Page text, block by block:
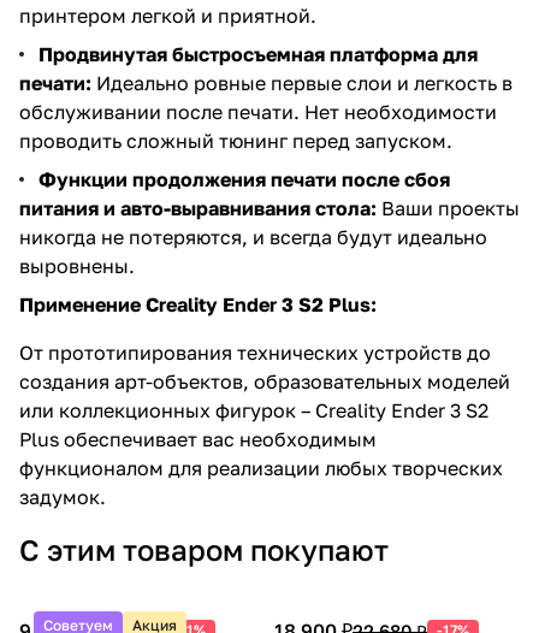
принтером легкой и приятной.
Продвинутая быстросъемная платформа для
печати: Идеально ровные первые слои и легкость в
обслуживании после печати. Нет необходимости
проводить сложный тюнинг перед запуском.
Функции продолжения печати после сбоя
питания и авто-выравнивания стола: Ваши проекты
никогда не потеряются, и всегда будут идеально
выровнены.
Применение Creality Ender 3 S2 Plus:
От прототипирования технических устройств до
создания арт-объектов, образовательных моделей
или коллекционных фигурок – Creality Ender 3 S2
Plus обеспечивает вас необходимым
функционалом для реализации любых творческих
задумок.
С этим товаром покупают
Советуем Акция